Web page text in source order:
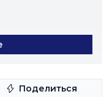
Поделиться